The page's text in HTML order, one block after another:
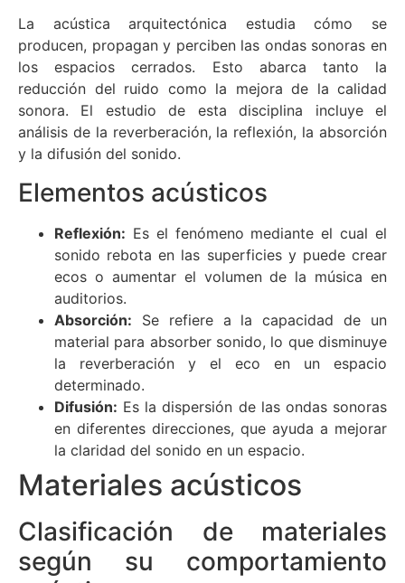
La acústica arquitectónica estudia cómo se
producen, propagan y perciben las ondas sonoras en
los espacios cerrados. Esto abarca tanto la
reducción del ruido como la mejora de la calidad
sonora. El estudio de esta disciplina incluye el
análisis de la reverberación, la reflexión, la absorción
y la difusión del sonido.
Elementos acústicos
Reflexión: Es el fenómeno mediante el cual el
sonido rebota en las superficies y puede crear
ecos o aumentar el volumen de la música en
auditorios.
Absorción: Se refiere a la capacidad de un
material para absorber sonido, lo que disminuye
la reverberación y el eco en un espacio
determinado.
Difusión: Es la dispersión de las ondas sonoras
en diferentes direcciones, que ayuda a mejorar
la claridad del sonido en un espacio.
Materiales acústicos
Clasificación de materiales
según su comportamiento